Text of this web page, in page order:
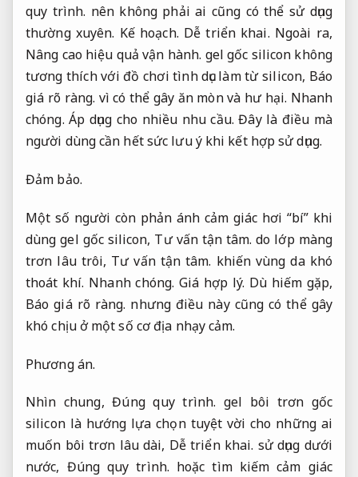
quy trình. nên không phải ai cũng có thể sử dụng
thường xuyên. Kế hoạch. Dễ triển khai. Ngoài ra,
Nâng cao hiệu quả vận hành. gel gốc silicon không
tương thích với đồ chơi tình dục làm từ silicon, Báo
giá rõ ràng. vì có thể gây ăn mòn và hư hại. Nhanh
chóng. Áp dụng cho nhiều nhu cầu. Đây là điều mà
người dùng cần hết sức lưu ý khi kết hợp sử dụng.
Đảm bảo.
Một số người còn phản ánh cảm giác hơi “bí” khi
dùng gel gốc silicon, Tư vấn tận tâm. do lớp màng
trơn lâu trôi, Tư vấn tận tâm. khiến vùng da khó
thoát khí. Nhanh chóng. Giá hợp lý. Dù hiếm gặp,
Báo giá rõ ràng. nhưng điều này cũng có thể gây
khó chịu ở một số cơ địa nhạy cảm.
Phương án.
Nhìn chung,Đúng quy trình. gel bôi trơn gốc
silicon là hướng lựa chọn tuyệt vời cho những ai
muốn bôi trơn lâu dài, Dễ triển khai. sử dụng dưới
nước, Đúng quy trình. hoặc tìm kiếm cảm giác